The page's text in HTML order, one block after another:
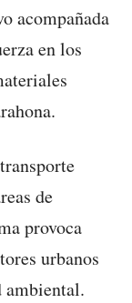
acompañada
en los
de
provoca
urbanos
ambiental.